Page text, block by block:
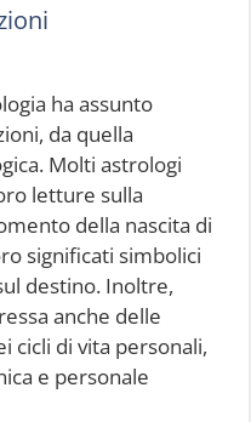
ha assunto
da quella
Molti astrologi
letture sulla
della nascita di
significati simbolici
destino. Inoltre,
anche delle
cicli di vita personali,
e personale